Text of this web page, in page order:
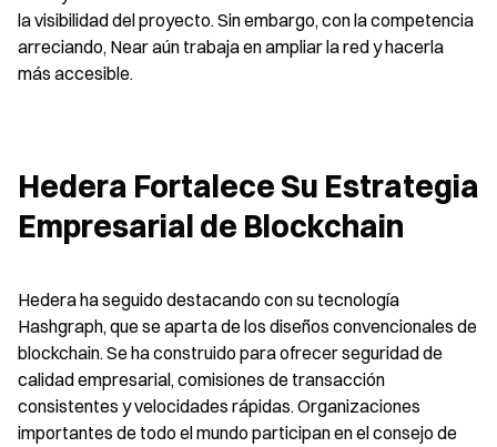
la visibilidad del proyecto. Sin embargo, con la competencia
arreciando, Near aún trabaja en ampliar la red y hacerla
más accesible.
Hedera Fortalece Su Estrategia
Empresarial de Blockchain
Hedera ha seguido destacando con su tecnología
Hashgraph, que se aparta de los diseños convencionales de
blockchain. Se ha construido para ofrecer seguridad de
calidad empresarial, comisiones de transacción
consistentes y velocidades rápidas. Organizaciones
importantes de todo el mundo participan en el consejo de